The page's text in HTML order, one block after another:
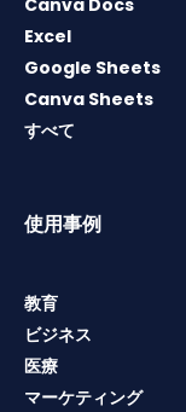
Canva Docs
Excel
Google Sheets
Canva Sheets
すべて
使用事例
教育
ビジネス
医療
マーケティング